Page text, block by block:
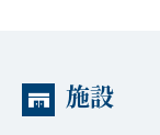
施設